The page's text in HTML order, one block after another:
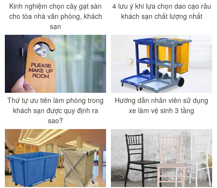
Kinh nghiệm chọn cây gạt sàn
cho tòa nhà văn phòng, khách
sạn
4 lưu ý khi lựa chọn dao cạo râu
khách sạn chất lượng nhất
Thứ tự ưu tiên làm phòng trong
khách sạn được quy định ra
sao?
Hướng dẫn nhân viên sử dụng
xe làm vệ sinh 3 tầng